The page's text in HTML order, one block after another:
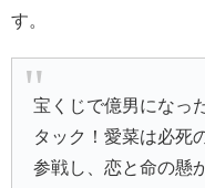
す。
宝くじで億男になっ
タック！愛菜は必死
参戦し、恋と命の懸